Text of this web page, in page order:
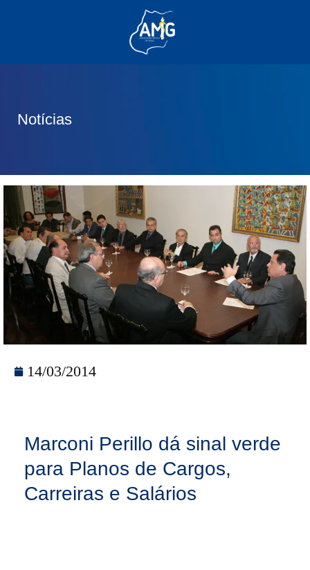
Notícias
14/03/2014
Marconi Perillo dá sinal verde
para Planos de Cargos,
Carreiras e Salários